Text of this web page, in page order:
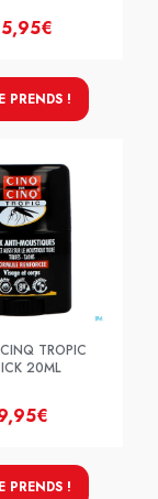
PRENDS !
TROPIC
20ML
PRENDS !